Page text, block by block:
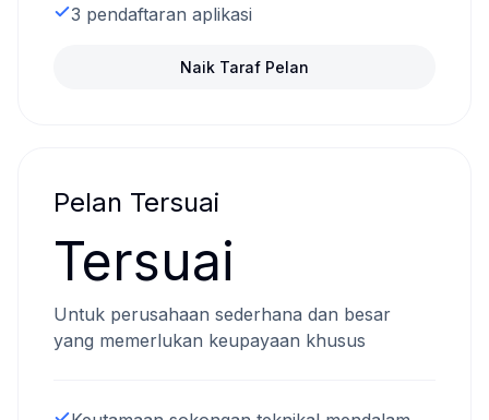
3 pendaftaran aplikasi
Naik Taraf Pelan
Pelan Tersuai
Tersuai
Untuk perusahaan sederhana dan besar
yang memerlukan keupayaan khusus